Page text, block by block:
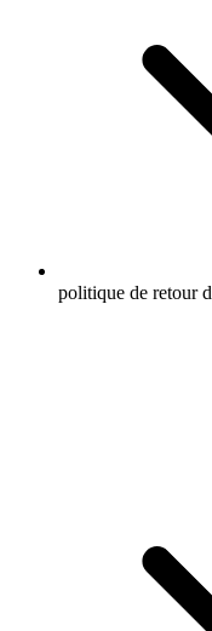
politique de retour